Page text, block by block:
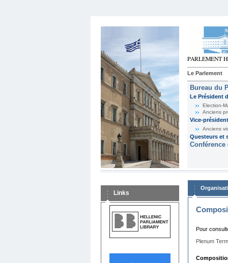
Le Parlement
Bureau du
Le Président
Election-
Anciens
Vice-
Anciens
Questeurs et
Links
Pour
Plenum